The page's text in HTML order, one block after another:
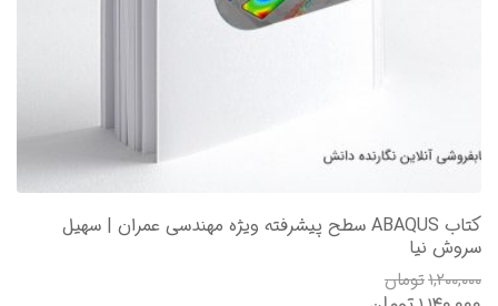
کتاب ABAQUS سطح پیشرفته ویژه مهندسی عمران | سهیل
سروش نیا
۱,۲۰۰,۰۰۰تومان